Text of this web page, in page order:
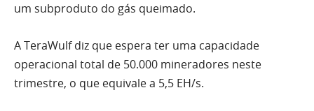
um subproduto do gás queimado.
A TeraWulf diz que espera ter uma capacidade
operacional total de 50.000 mineradores neste
trimestre, o que equivale a 5,5 EH/s.